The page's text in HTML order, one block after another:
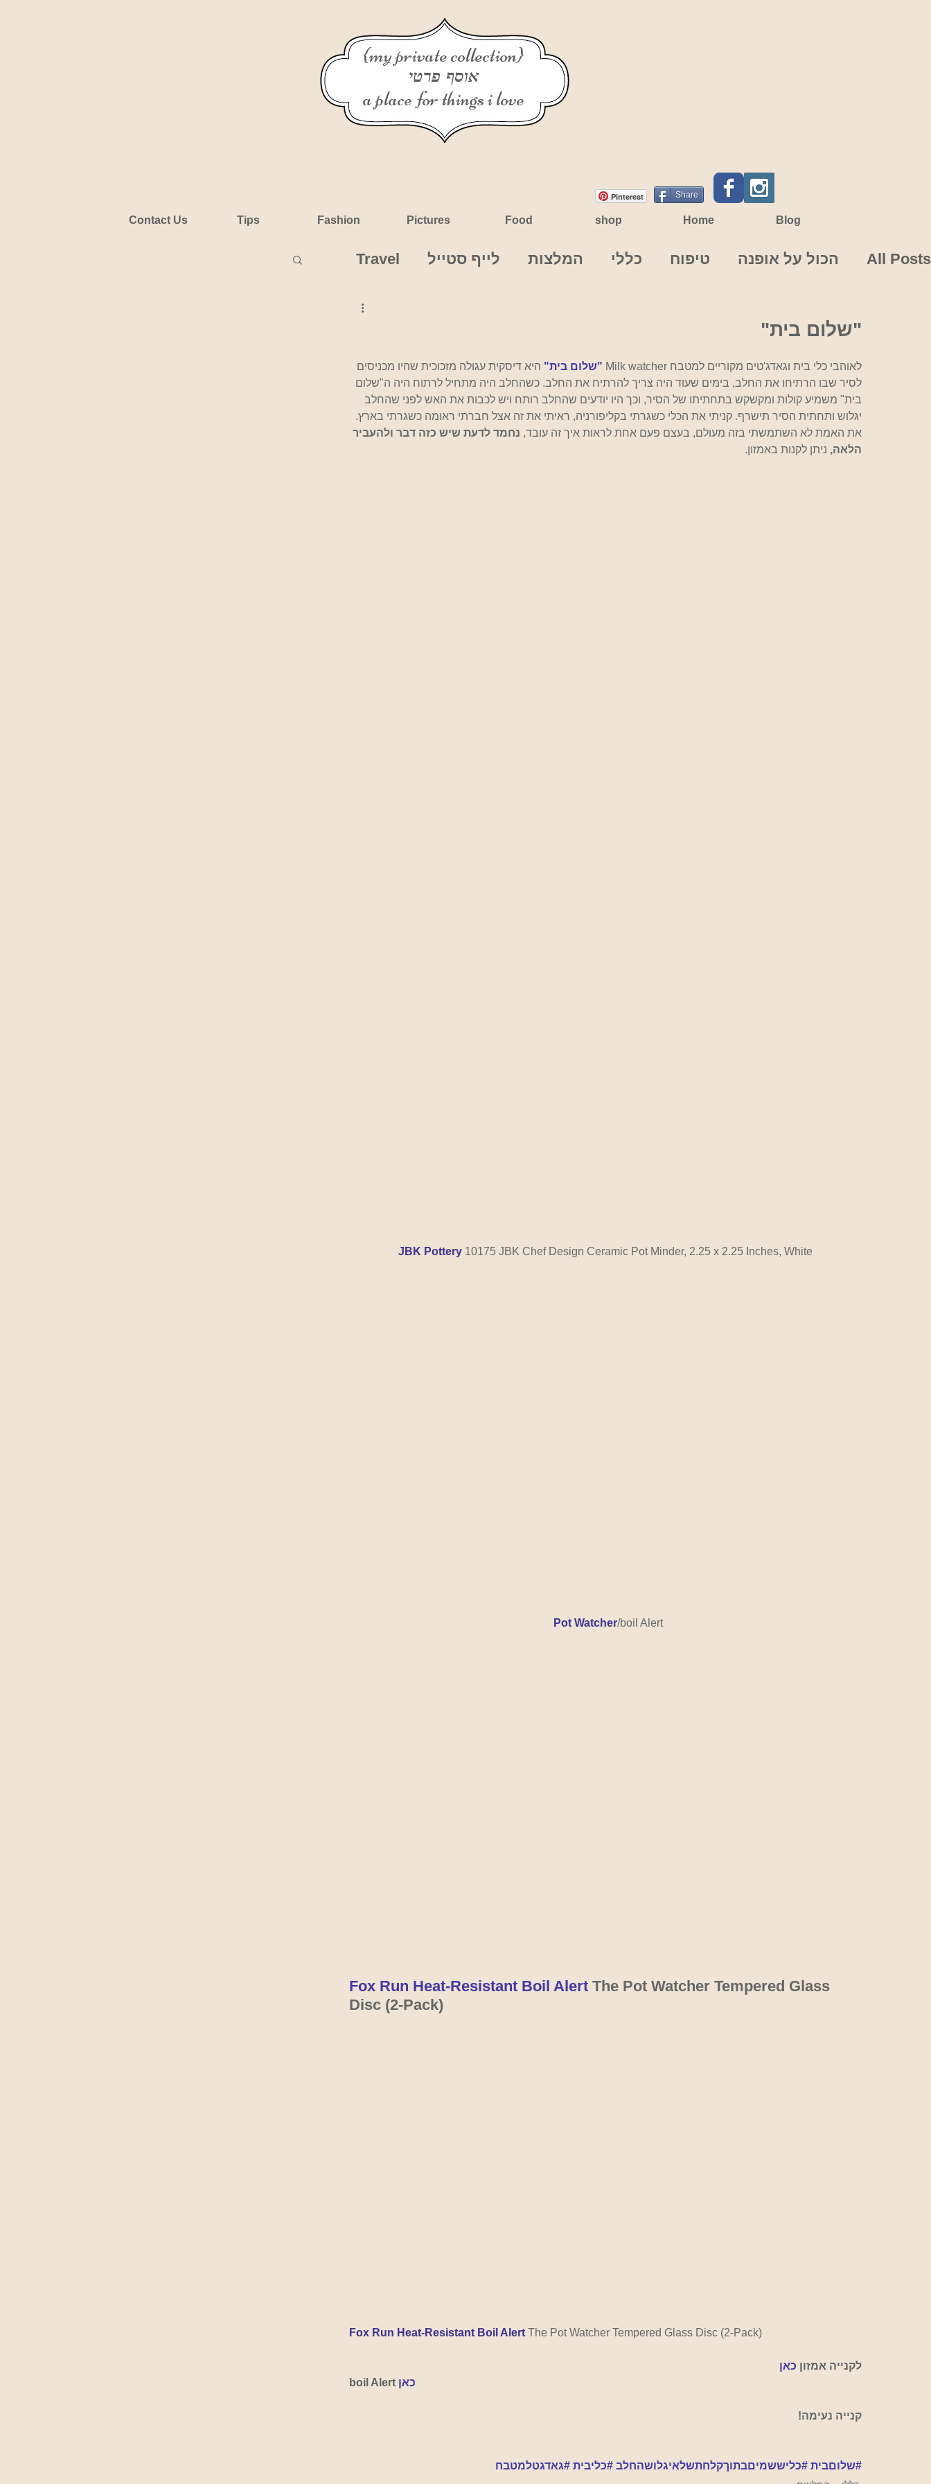
Contact Us Tips Fashion Pictures Food shop Home Blog
All Posts הכול על אופנה טיפוח כללי המלצות לייף סטייל Travel
"שלום בית"
לאוהבי כלי בית וגאדג'טים מקוריים למטבח Milk watcher "שלום בית" היא דיסקית עגולה מזכוכית שהיו מכניסים
לסיר שבו הרתיחו את החלב, בימים שעוד היה צריך להרתיח את החלב. כשהחלב היה מתחיל לרתוח היה ה"שלום
בית" משמיע קולות ומקשקש בתחתיתו של הסיר, וכך היו יודעים שהחלב רותח ויש לכבות את האש לפני שהחלב
יגלוש ותחתית הסיר תישרף. קניתי את הכלי כשגרתי בקליפורניה, ראיתי את זה אצל חברתי ראומה כשגרתי בארץ.
את האמת לא השתמשתי בזה מעולם, בעצם פעם אחת לראות איך זה עובד, נחמד לדעת שיש כזה דבר ולהעביר
הלאה, ניתן לקנות באמזון.
JBK Pottery 10175 JBK Chef Design Ceramic Pot Minder, 2.25 x 2.25 Inches, White
Pot Watcher/boil Alert
Fox Run Heat-Resistant Boil Alert The Pot Watcher Tempered Glass
Disc (2-Pack)
Fox Run Heat-Resistant Boil Alert The Pot Watcher Tempered Glass Disc (2-Pack)
לקנייה אמזון כאן
boil Alert כאן
קנייה נעימה!
#שלוםבית #כליששמיםבתוךקלחתשלאיגלושהחלב #כליבית #גאדגטלמטבח
{my private collection}
אוסף פרטי
a place for things i love
Pinterest Share